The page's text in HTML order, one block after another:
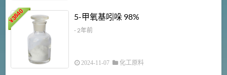
¥
3840 5-甲氧基吲哚 98%
- 2年前
2024-11-07 化工原料